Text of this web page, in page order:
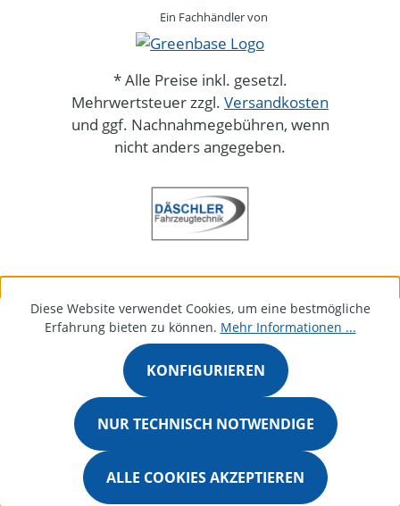
Ein Fachhändler von
* Alle Preise inkl. gesetzl.
Mehrwertsteuer zzgl. Versandkosten
und ggf. Nachnahmegebühren, wenn
nicht anders angegeben.
Diese Website verwendet Cookies, um eine bestmögliche
Erfahrung bieten zu können. Mehr Informationen ...
NUR TECHNISCH NOTWENDIGE
KONFIGURIEREN
ALLE COOKIES AKZEPTIEREN